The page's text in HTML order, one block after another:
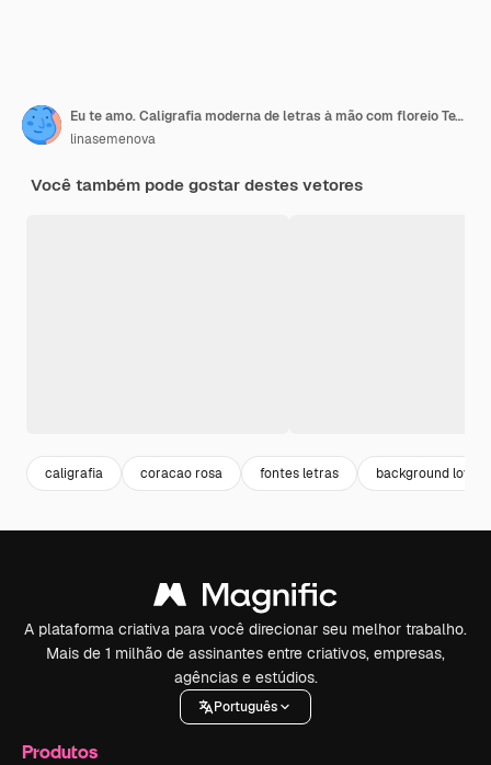
Eu te amo. Caligrafia moderna de letras à mão com floreio Texto de dia dos namorados de vetor Citação romântica para cartões de saudação de design, tatuagem, convites de férias, impressão, banner,
linasemenova
Você também pode gostar destes vetores
caligrafia coracao rosa fontes letras background love
A plataforma criativa para você direcionar seu melhor trabalho.
Mais de 1 milhão de assinantes entre criativos, empresas,
agências e estúdios.
Português
Produtos